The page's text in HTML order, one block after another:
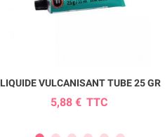
LIQUIDE VULCANISANT TUBE 25 GR
5,88 € TTC